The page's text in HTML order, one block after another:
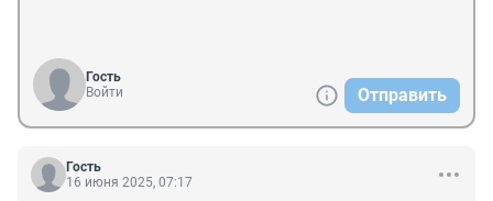
Гость
Войти
Отправить
Гость
16 июня 2025, 07:17